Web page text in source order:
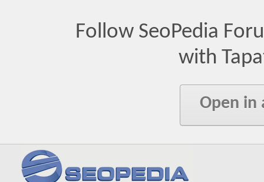
Follow SeoPedia
with
Open in